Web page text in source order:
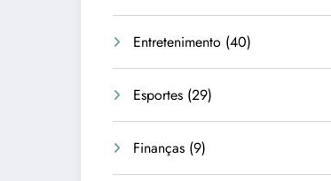
Entretenimento (40)
Esportes (29)
Finanças (9)